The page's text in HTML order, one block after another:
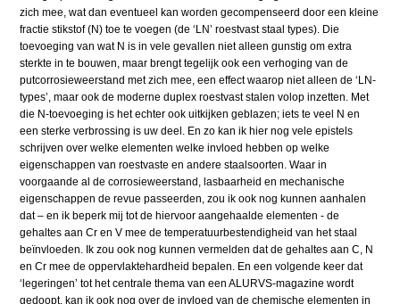
zich mee, wat dan eventueel kan worden gecompenseerd door een kleine
fractie stikstof (N) toe te voegen (de ‘LN’ roestvast staal types). Die
toevoeging van wat N is in vele gevallen niet alleen gunstig om extra
sterkte in te bouwen, maar brengt tegelijk ook een verhoging van de
putcorrosieweerstand met zich mee, een effect waarop niet alleen de ‘LN-
types’, maar ook de moderne duplex roestvast stalen volop inzetten. Met
die N-toevoeging is het echter ook uitkijken geblazen; iets te veel N en
een sterke verbrossing is uw deel. En zo kan ik hier nog vele epistels
schrijven over welke elementen welke invloed hebben op welke
eigenschappen van roestvaste en andere staalsoorten. Waar in
voorgaande al de corrosieweerstand, lasbaarheid en mechanische
eigenschappen de revue passeerden, zou ik ook nog kunnen aanhalen
dat – en ik beperk mij tot de hiervoor aangehaalde elementen - de
gehaltes aan Cr en V mee de temperatuurbestendigheid van het staal
beïnvloeden. Ik zou ook nog kunnen vermelden dat de gehaltes aan C, N
en Cr mee de oppervlaktehardheid bepalen. En een volgende keer dat
‘legeringen’ tot het centrale thema van een ALURVS-magazine wordt
gedoopt, kan ik ook nog over de invloed van de chemische elementen in